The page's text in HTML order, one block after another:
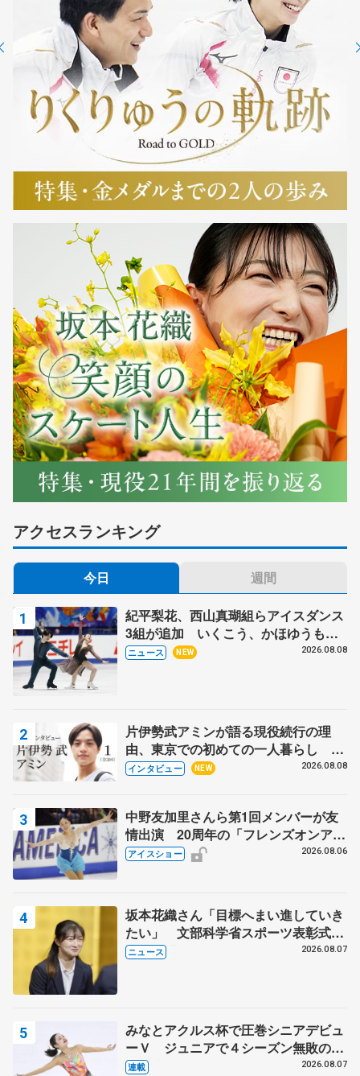
アクセスランキング
今日 週間
紀平梨花、西山真瑚組らアイスダンス
3組が追加 いくこう、かほゆうも、
木下グループ杯
ニュース NEW 2026.08.08
片伊勢武アミンが語る現役続行の理
由、東京での初めての一人暮らし 注
目スケーターの「今」に迫る
インタビュー NEW 2026.08.08
中野友加里さんら第1回メンバーが友
情出演 20周年の「フレンズオンアイ
ス」 宮本賢二さん、有川梨絵さん、
アイスショー 2026.08.06
坂本花織さん「目標へまい進していき
たい」 文部科学省スポーツ表彰式で
代表謝辞
ニュース 2026.08.07
みなとアクルス杯で圧巻シニアデビュ
ーＶ ジュニアで４シーズン無敗の島
田麻央
連載 2026.08.07